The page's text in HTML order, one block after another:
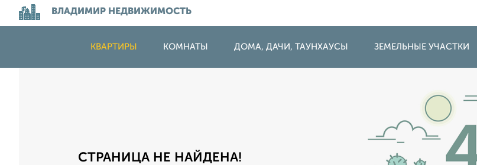
ВЛАДИМИР НЕДВИЖИМОСТЬ
КВАРТИРЫ КОМНАТЫ ДОМА, ДАЧИ, ТАУНХАУСЫ ЗЕМЕЛЬНЫЕ УЧАСТКИ
СТРАНИЦА НЕ НАЙДЕНА!